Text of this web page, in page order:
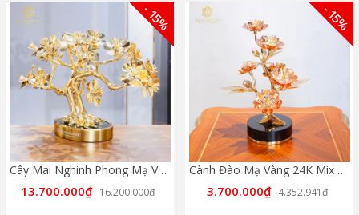
- 15%
Cây Mai Nghinh Phong Mạ Vàng 24K
13.700.000₫ 16.200.000₫
- 15%
Cành Đào Mạ Vàng 24K Mix Rose Gold
3.700.000₫ 4.352.941₫